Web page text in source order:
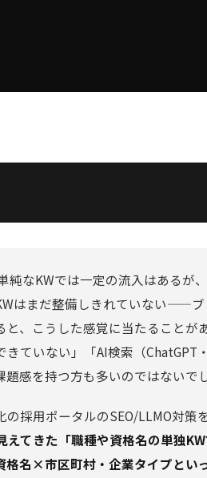
純なKWでは一定の流入はあるが
はまだ整備しきれていない——
、こうした感覚に当たることがあ
きていない」「AI検索（ChatGPT
感を持つ方も多いのではないで
採用ポータルのSEO/LLMO対策
てきた「職種や資格名の単独
格名×市区町村・企業タイプとい